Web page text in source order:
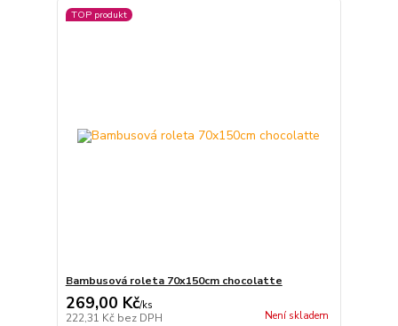
TOP produkt
Bambusová roleta 70x150cm chocolatte
269,00 Kč/ks
222,31 Kč bez DPH Není skladem